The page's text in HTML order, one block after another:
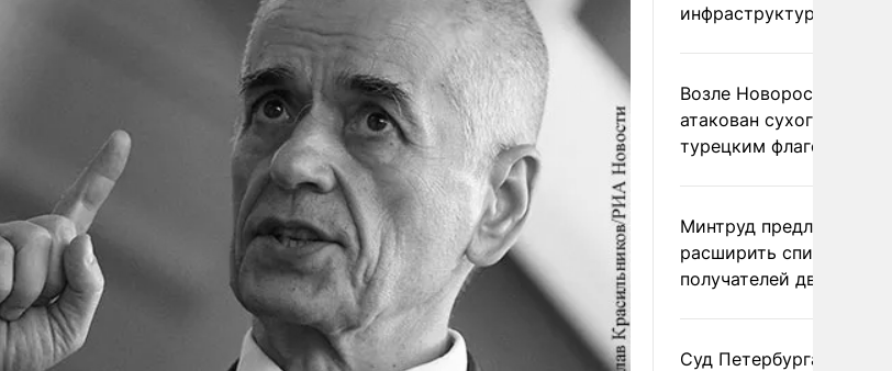
инфраструктуры
Возле Новороссийска
атакован сухогруз под
турецким флагом
Минтруд предложил
расширить список
получателей двух
Суд Петербурга заочно